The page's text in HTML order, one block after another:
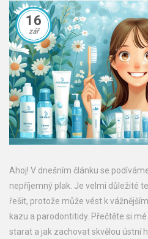
16
zář
Ahoj! V dnešním článku se
nepříjemný plak. Je velmi důležité
řešit, protože může vést k
kazu a parodontitidy. Přečtěte si
starat a jak zachovat skvělou ústní